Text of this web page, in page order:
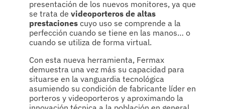
presentación de los nuevos monitores, ya que
se trata de videoporteros de altas
prestaciones cuyo uso se comprende a la
perfección cuando se tiene en las manos… o
cuando se utiliza de forma virtual.
Con esta nueva herramienta, Fermax
demuestra una vez más su capacidad para
situarse en la vanguardia tecnológica
asumiendo su condición de fabricante líder en
porteros y videoporteros y aproximando la